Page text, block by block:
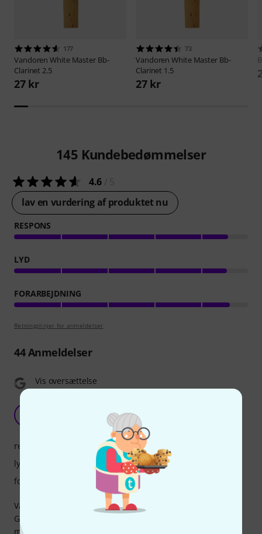
177
VandorenWhite Master Bb-
Clarinet 2.5
27 kr
73
VandorenWhite Master Bb-
Clarinet 1.5
27 kr
145 Kundebedømmelser
4.6
lav en vurdering af produktet nu
RESPONS
LYD
FORARBEJDNING
Retningslinjer for anmeldelser
44Anmeldelser
Vis oversættelse
Anonym 08.12.2014
Vandoren White Master reeds are specifically designed for
German system clarinet mouthpieces, NOT Austrian style
mouthpieces (use Vandoren Black Master) and NOT
respons
lyd
forarbejdning